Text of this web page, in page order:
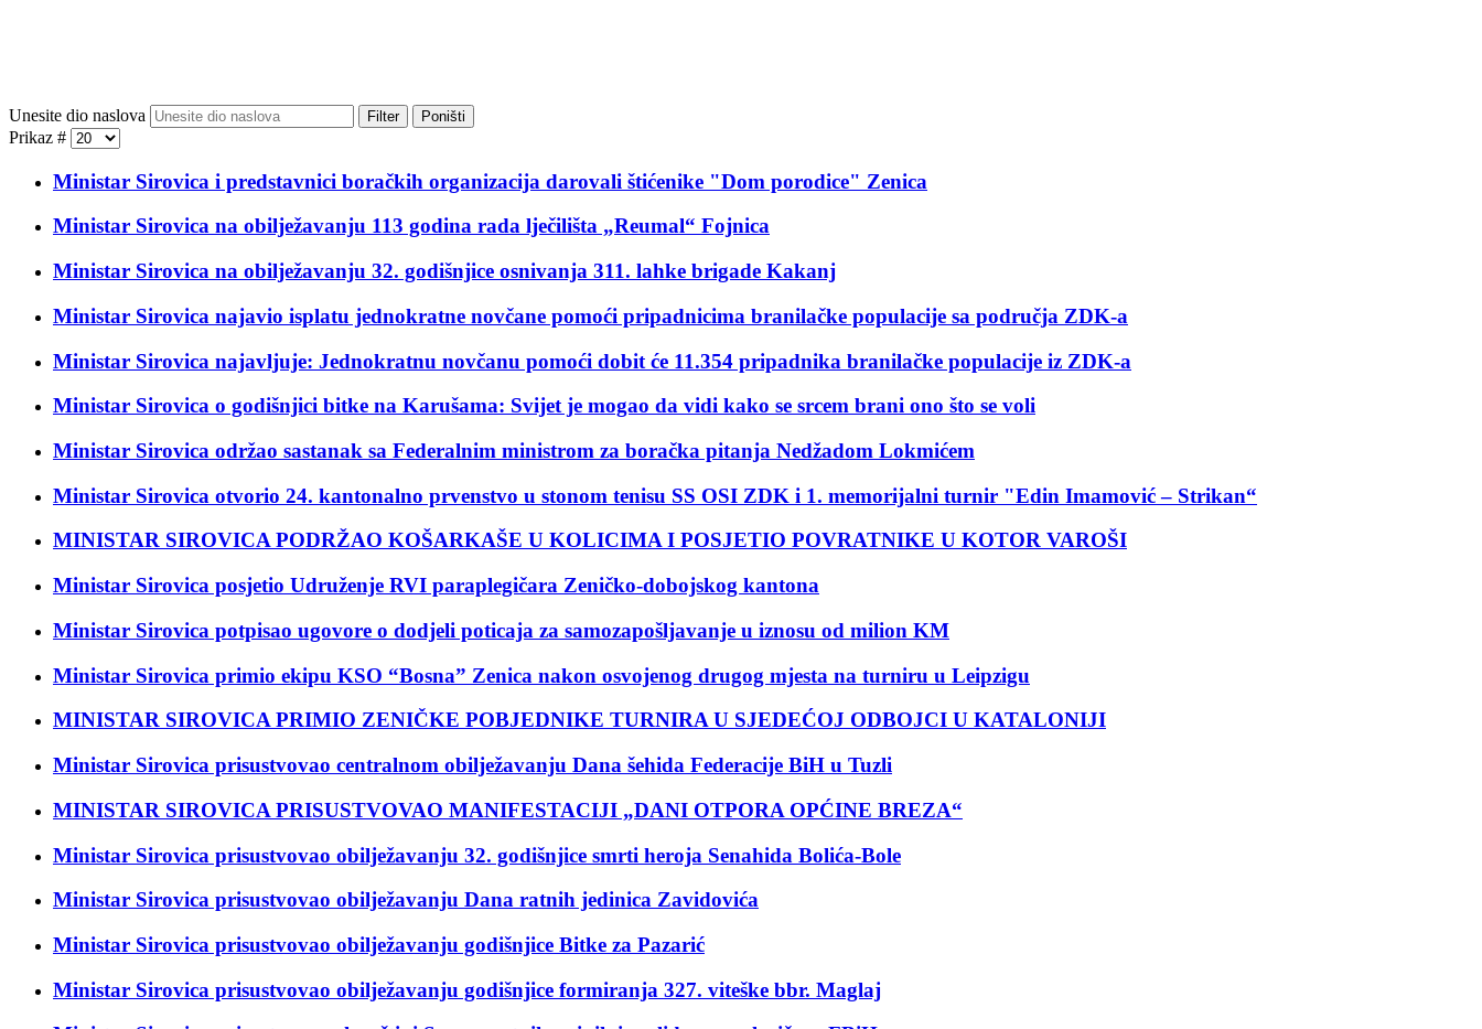
Unesite dio naslova Filter Poništi
Prikaz #
Ministar Sirovica i predstavnici boračkih organizacija darovali štićenike "Dom porodice" Zenica
Ministar Sirovica na obilježavanju 113 godina rada lječilišta „Reumal“ Fojnica
Ministar Sirovica na obilježavanju 32. godišnjice osnivanja 311. lahke brigade Kakanj
Ministar Sirovica najavio isplatu jednokratne novčane pomoći pripadnicima branilačke populacije sa područja ZDK-a
Ministar Sirovica najavljuje: Jednokratnu novčanu pomoći dobit će 11.354 pripadnika branilačke populacije iz ZDK-a
Ministar Sirovica o godišnjici bitke na Karušama: Svijet je mogao da vidi kako se srcem brani ono što se voli
Ministar Sirovica održao sastanak sa Federalnim ministrom za boračka pitanja Nedžadom Lokmićem
Ministar Sirovica otvorio 24. kantonalno prvenstvo u stonom tenisu SS OSI ZDK i 1. memorijalni turnir "Edin Imamović – Strikan“
MINISTAR SIROVICA PODRŽAO KOŠARKAŠE U KOLICIMA I POSJETIO POVRATNIKE U KOTOR VAROŠI
Ministar Sirovica posjetio Udruženje RVI paraplegičara Zeničko-dobojskog kantona
Ministar Sirovica potpisao ugovore o dodjeli poticaja za samozapošljavanje u iznosu od milion KM
Ministar Sirovica primio ekipu KSO “Bosna” Zenica nakon osvojenog drugog mjesta na turniru u Leipzigu
MINISTAR SIROVICA PRIMIO ZENIČKE POBJEDNIKE TURNIRA U SJEDEĆOJ ODBOJCI U KATALONIJI
Ministar Sirovica prisustvovao centralnom obilježavanju Dana šehida Federacije BiH u Tuzli
MINISTAR SIROVICA PRISUSTVOVAO MANIFESTACIJI „DANI OTPORA OPĆINE BREZA“
Ministar Sirovica prisustvovao obilježavanju 32. godišnjice smrti heroja Senahida Bolića-Bole
Ministar Sirovica prisustvovao obilježavanju Dana ratnih jedinica Zavidovića
Ministar Sirovica prisustvovao obilježavanju godišnjice Bitke za Pazarić
Ministar Sirovica prisustvovao obilježavanju godišnjice formiranja 327. viteške bbr. Maglaj